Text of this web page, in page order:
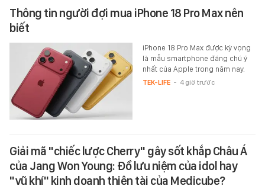
Thông tin người đợi mua iPhone 18 Pro Max nên
biết
iPhone 18 Pro Max được kỳ vọng
là mẫu smartphone đáng chú ý
nhất của Apple trong năm nay.
TEK-LIFE - 4 giờ trước
Giải mã "chiếc lược Cherry" gây sốt khắp Châu Á
của Jang Won Young: Đồ lưu niệm của idol hay
"vũ khí" kinh doanh thiên tài của Medicube?